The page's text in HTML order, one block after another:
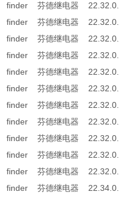
finder 芬德继电器
finder 芬德继电器
finder 芬德继电器
finder 芬德继电器
finder 芬德继电器
finder 芬德继电器
finder 芬德继电器
finder 芬德继电器
finder 芬德继电器
finder 芬德继电器
finder 芬德继电器
finder 芬德继电器